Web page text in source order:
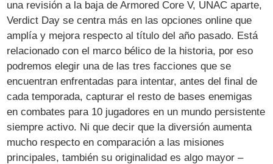
una revisión a la baja de Armored Core V, UNAC aparte,
Verdict Day se centra más en las opciones online que
amplía y mejora respecto al título del año pasado. Está
relacionado con el marco bélico de la historia, por eso
podremos elegir una de las tres facciones que se
encuentran enfrentadas para intentar, antes del final de
cada temporada, capturar el resto de bases enemigas
en combates para 10 jugadores en un mundo persistente
siempre activo. Ni que decir que la diversión aumenta
mucho respecto en comparación a las misiones
principales, también su originalidad es algo mayor –